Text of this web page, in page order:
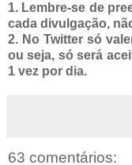
1. Lembre-se de
cada divulgação,
2. No Twitter só
ou seja, só será
1 vez por dia.
63 comentários: